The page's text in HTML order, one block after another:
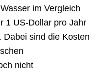
im Vergleich
1 US-Dollar pro Jahr
Dabei sind die Kosten
nicht